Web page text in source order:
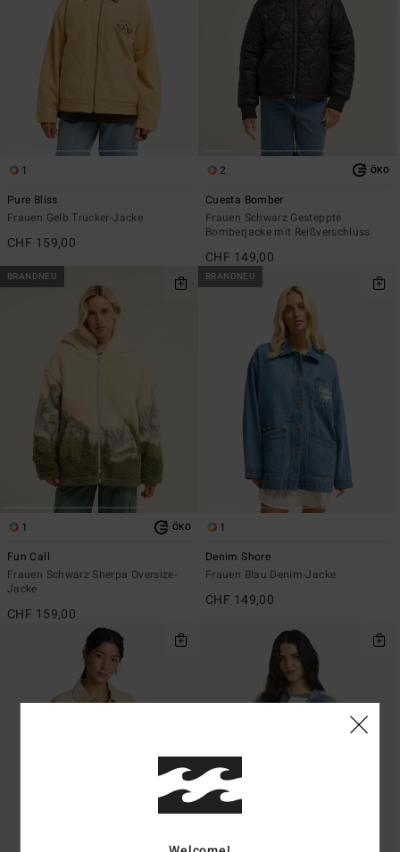
1
Pure Bliss
Frauen Gelb Trucker-Jacke
CHF 159,00
2 ÖKO
Cuesta Bomber
Frauen Schwarz Gesteppte
Bomberjacke mit Reißverschluss
CHF 149,00
BRANDNEU
1 ÖKO
Fun Call
Frauen Schwarz Sherpa Oversize-
Jacke
CHF 159,00
BRANDNEU
1
Denim Shore
Frauen Blau Denim-Jacke
CHF 149,00